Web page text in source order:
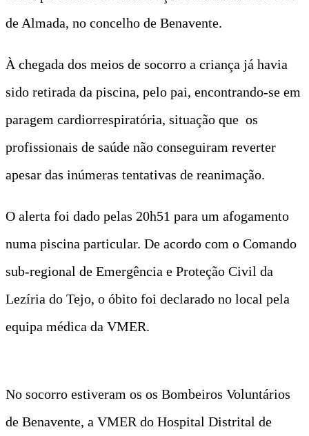
de Almada, no concelho de Benavente.
À chegada dos meios de socorro a criança já havia
sido retirada da piscina, pelo pai, encontrando-se em
paragem cardiorrespiratória, situação que os
profissionais de saúde não conseguiram reverter
apesar das inúmeras tentativas de reanimação.
O alerta foi dado pelas 20h51 para um afogamento
numa piscina particular. De acordo com o Comando
sub-regional de Emergência e Proteção Civil da
Lezíria do Tejo, o óbito foi declarado no local pela
equipa médica da VMER.
No socorro estiveram os os Bombeiros Voluntários
de Benavente, a VMER do Hospital Distrital de